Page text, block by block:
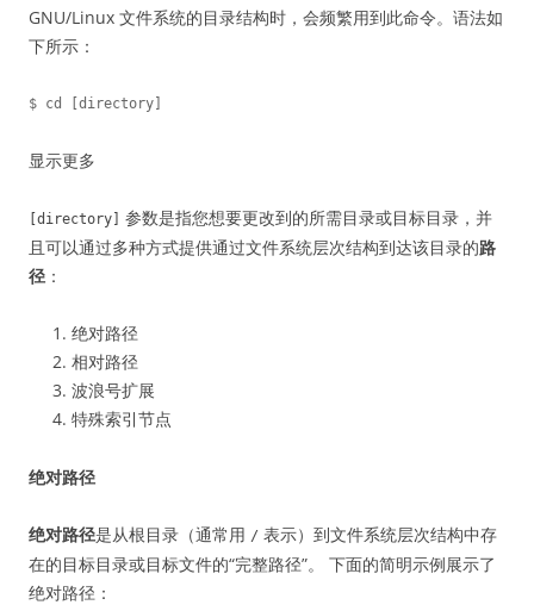
GNU/Linux 文件系统的目录结构时，会频繁用到此命令。语法如
下所示：
显示更多
[directory]
参数是指您想要更改到的所需目录或目标目录，并
且可以通过多种方式提供通过文件系统层次结构到达该目录的路
径 ：
绝对路径
相对路径
波浪号扩展
特殊索引节点
绝对路径
绝对路径是从根目录（通常用 / 表示）到文件系统层次结构中存
在的目标目录或目标文件的“完整路径”。 下面的简明示例展示了
绝对路径：